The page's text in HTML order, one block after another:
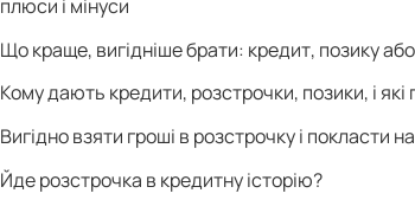
плюси і мінуси
Що краще, вигідніше брати: кредит, позику
Кому дають кредити, розстрочки, позики, і
Вигідно взяти гроші в розстрочку і покласти
Йде розстрочка в кредитну історію?